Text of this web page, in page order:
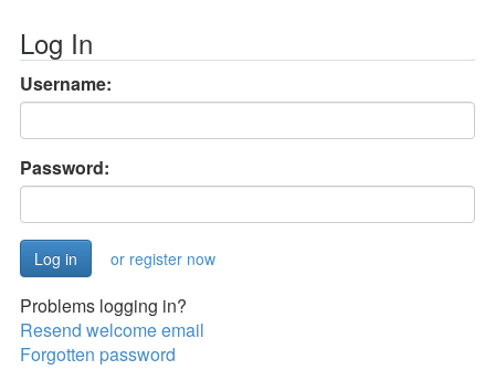
Log In
Username:
Password:
or register now
Problems logging in?
Resend welcome email
Forgotten password